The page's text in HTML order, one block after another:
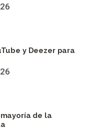
y Deezer para
de la